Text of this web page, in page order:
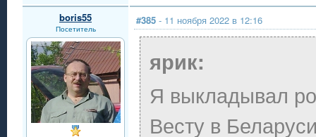
boris55
Посетитель
#385 - 11 ноября 2022 в 12:16
ярик:
Я выкладывал
Весту в